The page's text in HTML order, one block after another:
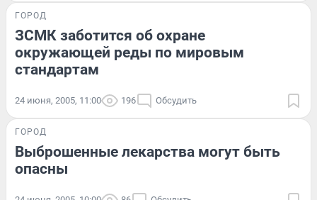
ГОРОД
ЗСМК заботится об охране
окружающей реды по мировым
стандартам
24 июня, 2005, 11:00 196 Обсудить
ГОРОД
Выброшенные лекарства могут быть
опасны